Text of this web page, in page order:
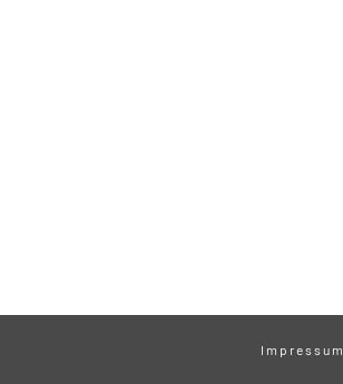
Impressum